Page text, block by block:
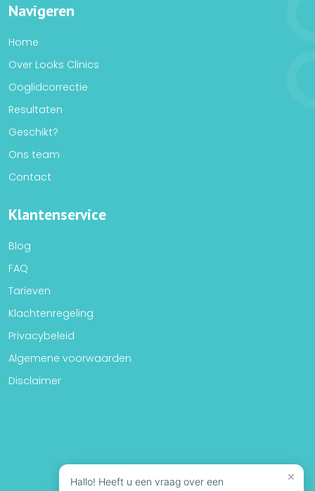
Navigeren
Home
Over Looks Clinics
Ooglidcorrectie
Resultaten
Geschikt?
Ons team
Contact
Klantenservice
Blog
FAQ
Tarieven
Klachtenregeling
Privacybeleid
Algemene voorwaarden
Disclaimer
×
Hallo! Heeft u een vraag over een